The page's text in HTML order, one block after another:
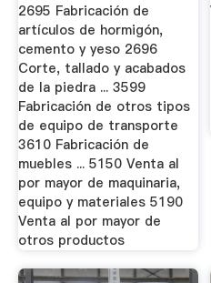
2695 Fabricación de
artículos de hormigón,
cemento y yeso 2696
Corte, tallado y acabados
de la piedra ... 3599
Fabricación de otros tipos
de equipo de transporte
3610 Fabricación de
muebles ... 5150 Venta al
por mayor de maquinaria,
equipo y materiales 5190
Venta al por mayor de
otros productos